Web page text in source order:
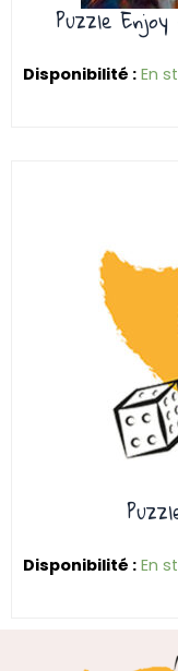
Puzzle Enjoy
Disponibilité : En
Disponibilité : En